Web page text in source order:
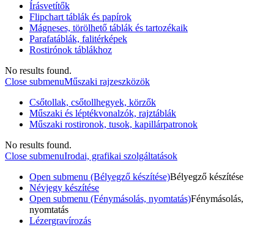
Írásvetítők
Flipchart táblák és papírok
Mágneses, törölhető táblák és tartozékaik
Parafatáblák, falitérképek
Rostirónok táblákhoz
No results found.
Close submenuMűszaki rajzeszközök
Csőtollak, csőtollhegyek, körzők
Műszaki és léptékvonalzók, rajztáblák
Műszaki rostironok, tusok, kapillárpatronok
No results found.
Close submenuIrodai, grafikai szolgáltatások
Open submenu (Bélyegző készítése)Bélyegző készítése
Névjegy készítése
Open submenu (Fénymásolás, nyomtatás)Fénymásolás,
nyomtatás
Lézergravírozás